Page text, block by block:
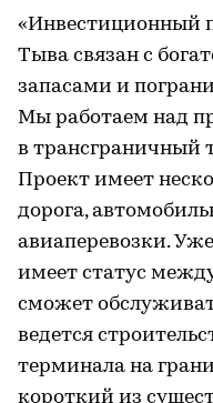
«Инвестиционный
Тыва связан с
запасами и
Мы работаем над
в трансграничный
Проект имеет
дорога,
авиаперевозки.
имеет статус
сможет
ведется
терминала на
короткий из